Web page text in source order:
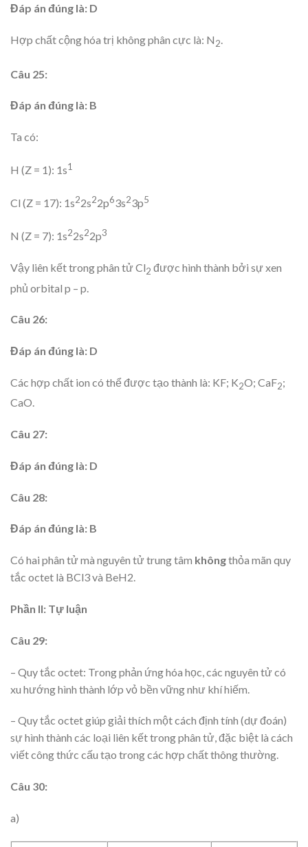
Đáp án đúng là: D
Hợp chất cộng hóa trị không phân cực là: N2
Câu 25:
Đáp án đúng là: B
Ta có:
H (Z = 1): 1s1
Cl (Z = 17): 1s22s22p63s23p5
N (Z = 7): 1s22s22p3
Vậy liên kết trong phân tử Cl2 được hình thành bởi sự xen
phủ orbital p – p.
Câu 26:
Đáp án đúng là: D
Các hợp chất ion có thể được tạo thành là: KF; K2O; CaF2;
CaO.
Câu 27:
Đáp án đúng là: D
Câu 28:
Đáp án đúng là: B
Có hai phân tử mà nguyên tử trung tâm khôngthỏa mãn quy
tắc octet là BCl3 và BeH2.
Phần II: Tự luận
Câu 29:
– Quy tắc octet: Trong phản ứng hóa học, các nguyên tử có
xu hướng hình thành lớp vỏ bền vững như khí hiếm.
– Quy tắc octet giúp giải thích một cách định tính (dự đoán)
sự hình thành các loại liên kết trong phân tử, đặc biệt là cách
viết công thức cấu tạo trong các hợp chất thông thường.
Câu 30:
a)